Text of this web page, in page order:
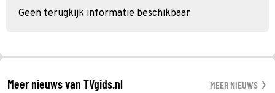
Geen terugkijk informatie beschikbaar
Meer nieuws van TVgids.nl MEER NIEUWS